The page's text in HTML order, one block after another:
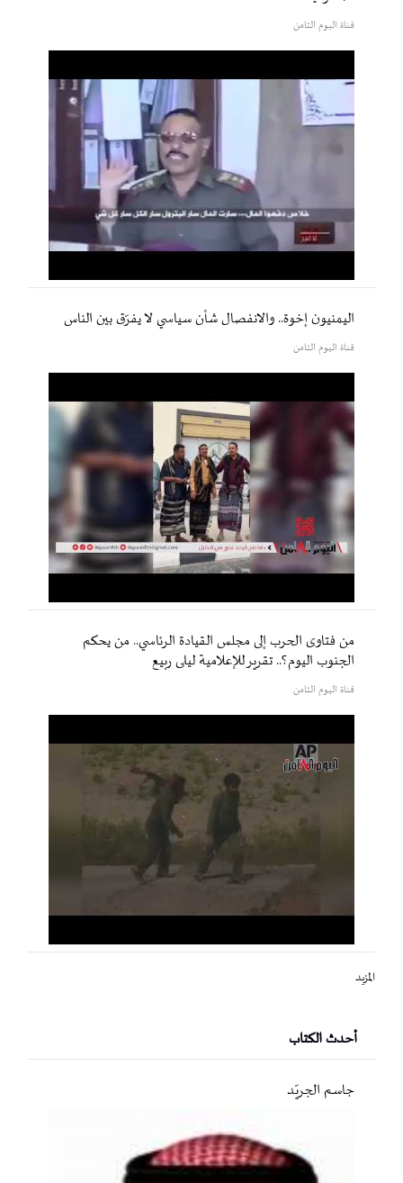
قناة اليوم الثامن
اليمنيون إخوة.. والانفصال شأن سياسي لا يفرّق بين الناس
قناة اليوم الثامن
من فتاوى الحرب إلى مجلس القيادة الرئاسي.. من يحكم
الجنوب اليوم؟.. تقرير للإعلامية ليلى ربيع
قناة اليوم الثامن
المزيد
أحدث الكتاب
جاسم الجريّد